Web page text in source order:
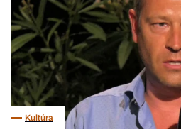
Kultúra